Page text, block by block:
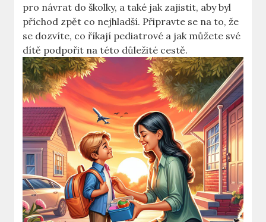
pro návrat do školky, a také jak zajistit, aby byl
příchod zpět co nejhladší. Připravte se na to, že
se dozvíte, co říkají pediatrové a jak můžete své
dítě podpořit na této důležité cestě.